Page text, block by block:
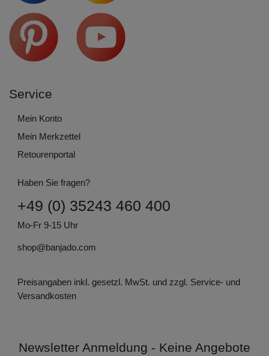
Service
Mein Konto
Mein Merkzettel
Retourenportal
Haben Sie fragen?
+49 (0) 35243 460 400
Mo-Fr 9-15 Uhr
shop@banjado.com
Preisangaben inkl. gesetzl. MwSt. und zzgl. Service- und
Versandkosten
Newsletter Anmeldung - Keine Angebote